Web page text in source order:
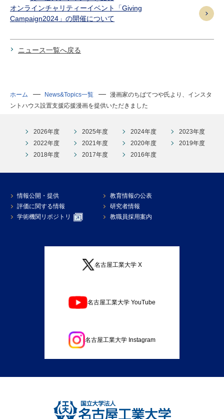
オンラインチャリティーイベント「Giving
Campaign2024」の開催について
ニュース一覧へ戻る
ホーム News&Topics一覧
漫画家のちばてつや氏より、インスタ
ントハウス設置支援応援漫画を提供いただきました
2026年度 2025年度 2024年度
2023年度
2022年度
2021年度 2020年度
2019年度
2018年度
2017年度 2016年度
情報公開・提供
教育情報の公表
評価に関する情報
研究者情報
学術機関リポジトリ
教職員採用案内
名古屋工業大学 X
名古屋工業大学 YouTube
名古屋工業大学 Instagram